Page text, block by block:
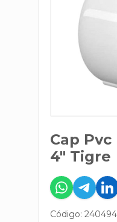
Cap Pvc
4" Tigre
Código: 240494